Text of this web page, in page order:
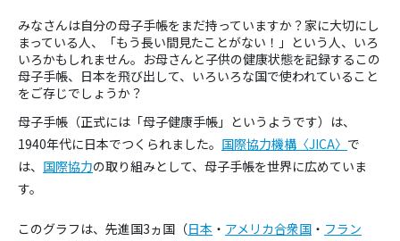
みなさんは自分の母子手帳をまだ持っていますか？家に大切にし
まっている人、「もう長い間見たことがない！」という人、いろ
いろかもしれません。お母さんと子供の健康状態を記録するこの
母子手帳、日本を飛び出して、いろいろな国で使われていること
をご存じでしょうか？
母子手帳（正式には「母子健康手帳」というようです）は、
1940年代に日本でつくられました。 国際協力機構〈JICA〉 で
は、 国際協力の取り組みとして、母子手帳を世界に広めていま
す。
このグラフは、先進国3ヵ国（日本 ・ アメリカ合衆国 ・ フラン